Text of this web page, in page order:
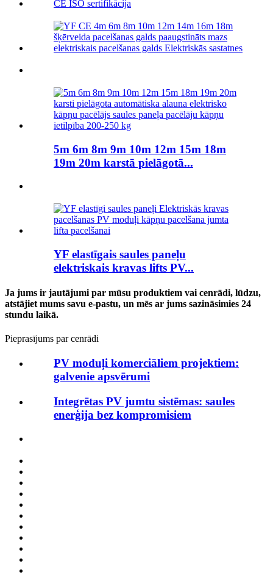
5m 6m 8m 9m 10m 12m 15m 18m
19m 20m karstā pielāgotā...
YF elastīgais saules paneļu
elektriskais kravas lifts PV...
Ja jums ir jautājumi par mūsu produktiem vai cenrādi, lūdzu,
atstājiet mums savu e-pastu, un mēs ar jums sazināsimies 24
stundu laikā.
Pieprasījums par cenrādi
PV moduļi komerciāliem projektiem:
galvenie apsvērumi
Integrētas PV jumtu sistēmas: saules
enerģija bez kompromisiem